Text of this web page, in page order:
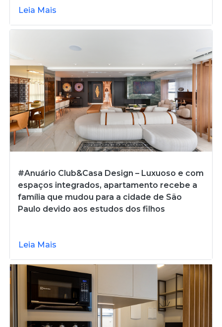
Leia Mais
#Anuário Club&Casa Design – Luxuoso e com
espaços integrados, apartamento recebe a
família que mudou para a cidade de São
Paulo devido aos estudos dos filhos
Leia Mais